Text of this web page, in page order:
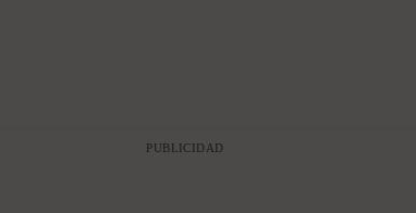
PUBLICIDAD